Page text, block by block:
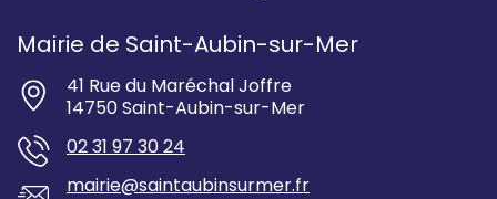
Mairie de Saint-Aubin-sur-Mer
41 Rue du Maréchal Joffre
14750 Saint-Aubin-sur-Mer
02 31 97 30 24
mairie@saintaubinsurmer.fr